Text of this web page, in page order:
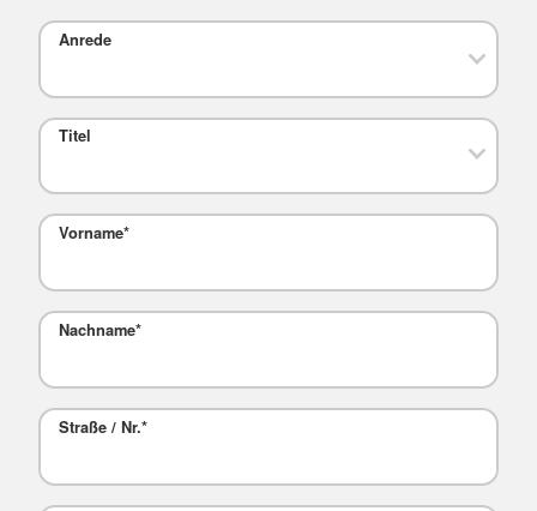
Anrede
Titel
Vorname*
Nachname*
Straße / Nr.*